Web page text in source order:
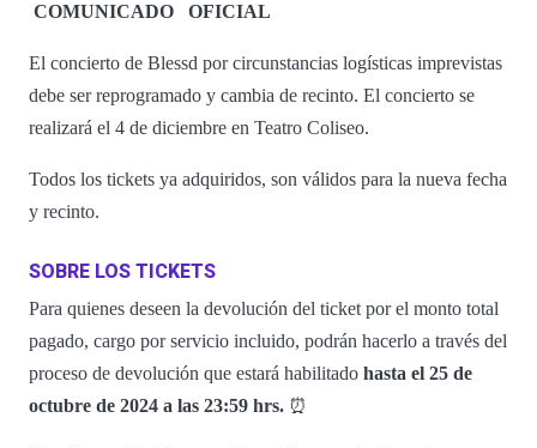
COMUNICADO OFICIAL
El concierto de Blessd por circunstancias logísticas imprevistas
debe ser reprogramado y cambia de recinto. El concierto se
realizará el 4 de diciembre en Teatro Coliseo.
Todos los tickets ya adquiridos, son válidos para la nueva fecha
y recinto.
SOBRE LOS TICKETS
Para quienes deseen la devolución del ticket por el monto total
pagado, cargo por servicio incluido, podrán hacerlo a través del
proceso de devolución que estará habilitado hasta el 25 de
octubre de 2024 a las 23:59 hrs. ⏰